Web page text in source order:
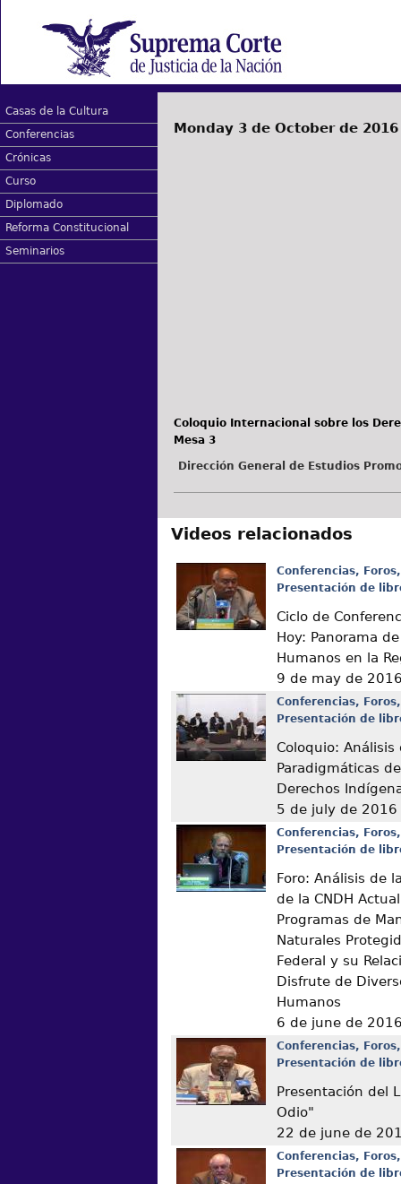
Casas de la Cultura
Conferencias
Crónicas
Curso
Diplomado
Reforma Constitucional
Seminarios
Monday 3 de October de 2016
Coloquio Internacional sobre los
Mesa 3
Dirección General de Estudios
Videos relacionados
Conferencias,
Presentación de
Ciclo de
Hoy: Panorama
Humanos en la
9 de may de
Conferencias,
Presentación de
Coloquio: Análisis
Paradigmáticas
Derechos
5 de july de 2016
Conferencias,
Presentación de
Foro: Análisis de
de la CNDH
Programas de
Naturales
Federal y su
Disfrute de
Humanos
6 de june de
Conferencias,
Presentación de
Presentación del
Odio"
22 de june de
Conferencias,
Presentación de